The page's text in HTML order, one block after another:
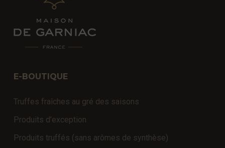
E-BOUTIQUE
Truffes fraîches au gré des saisons
Produits d’exception
Produits truffés (sans arômes de synthèse)